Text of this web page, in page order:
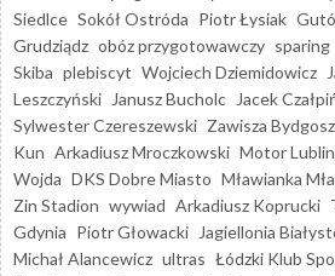
Siedlce Sokół Ostróda Piotr Łysiak
Grudziądz obóz przygotowawczy sparing
Skiba plebiscyt Wojciech Dziemidowicz
Leszczyński
Janusz Bucholc Jacek
Sylwester Czereszewski Zawisza
Kun Arkadiusz Mroczkowski Motor Lublin
Wojda DKS Dobre Miasto Mławianka
Zin Stadion wywiad Arkadiusz Koprucki
Gdynia Piotr Głowacki Jagiellonia
Michał Alancewicz ultras Łódzki Klub